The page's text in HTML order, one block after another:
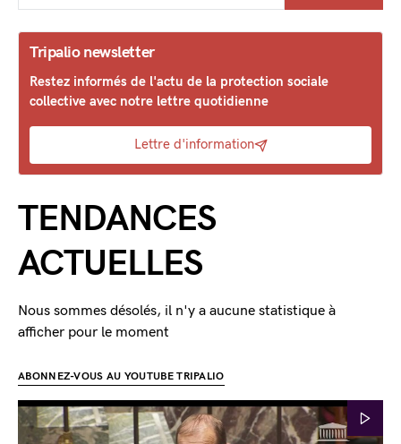
Tripalio newsletter
Restez informés de l'actu de la protection sociale
collective avec notre lettre quotidienne
Lettre d'information
TENDANCES
ACTUELLES
Nous sommes désolés, il n'y a aucune statistique à
afficher pour le moment
ABONNEZ-VOUS AU YOUTUBE TRIPALIO